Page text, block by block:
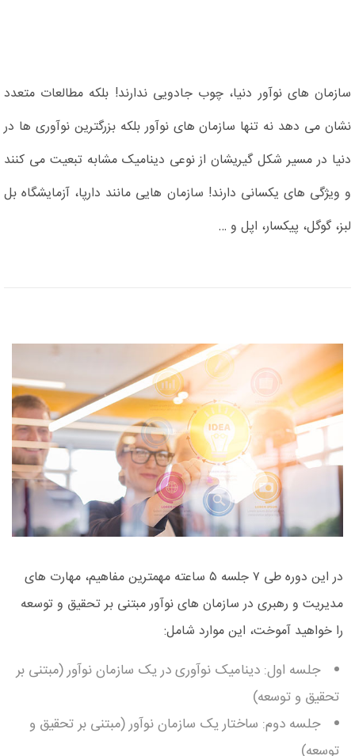
سازمان های نوآور دنیا، چوب جادویی ندارند! بلکه مطالعات متعدد
نشان می دهد نه تنها سازمان های نوآور بلکه بزرگترین نوآوری ها در
دنیا در مسیر شکل گیریشان از نوعی دینامیک مشابه تبعیت می کنند
و ویژگی های یکسانی دارند! سازمان هایی مانند دارپا، آزمایشگاه بل
لبز، گوگل، پیکسار، اپل و …
در این دوره طی ۷ جلسه ۵ ساعته مهمترین مفاهیم، مهارت های
مدیریت و رهبری در سازمان های نوآور مبتنی بر تحقیق و توسعه
را خواهید آموخت، این موارد شامل:
جلسه اول: دینامیک نوآوری در یک سازمان نوآور (مبتنی بر
تحقیق و توسعه)
جلسه دوم: ساختار یک سازمان نوآور (مبتنی بر تحقیق و
توسعه)